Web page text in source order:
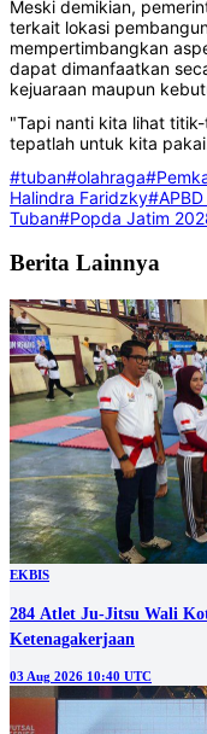
Meski demikian,
terkait lokasi
mempertimbangkan
dapat dimanfaatkan
kejuaraan maupun
"Tapi nanti kita lihat
tepatlah untuk kita
#tuban#olahraga
Halindra Faridzky
Tuban#Popda Jatim
Berita Lainnya
EKBIS
284 Atlet Ju-Jitsu Wali
Ketenagakerjaan
03 Aug 2026 10:40 UTC